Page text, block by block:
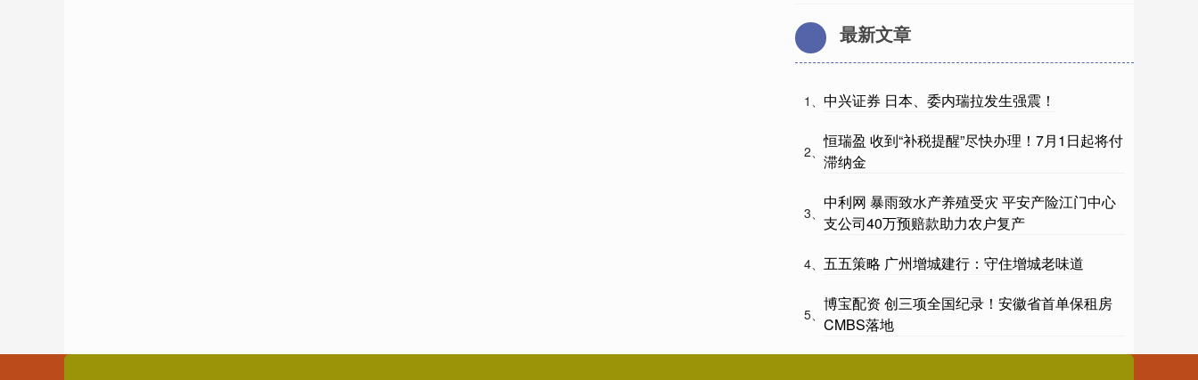
最新文章
1、 中兴证券 日本、委内瑞拉发生强震！
2、
恒瑞盈 收到“补税提醒”尽快办理！7月1日起将付
滞纳金
3、
中利网 暴雨致水产养殖受灾 平安产险江门中心
支公司40万预赔款助力农户复产
4、 五五策略 广州增城建行：守住增城老味道
5、
博宝配资 创三项全国纪录！安徽省首单保租房
CMBS落地